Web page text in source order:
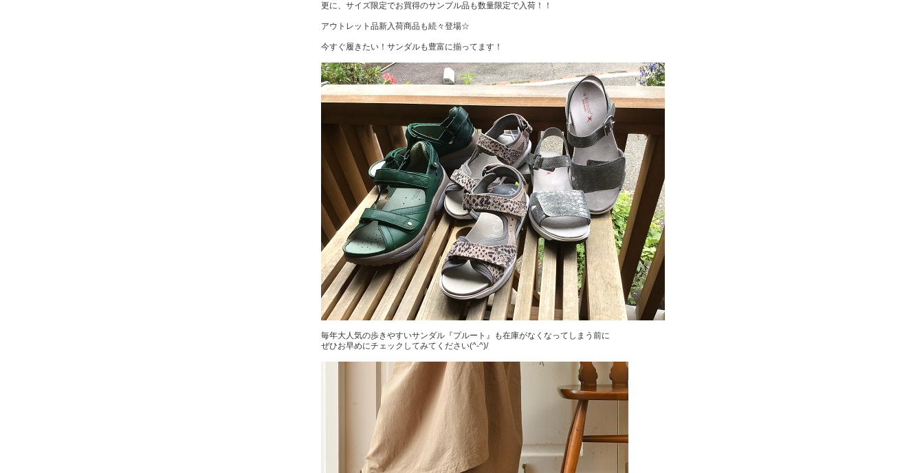
更に、サイズ限定でお買得のサンプル品も数量限定で入荷！！
アウトレット品新入荷商品も続々登場☆
今すぐ履きたい！サンダルも豊富に揃ってます！
毎年大人気の歩きやすいサンダル『プルート』も在庫がなくなってしまう前に
ぜひお早めにチェックしてみてください(^-^)/